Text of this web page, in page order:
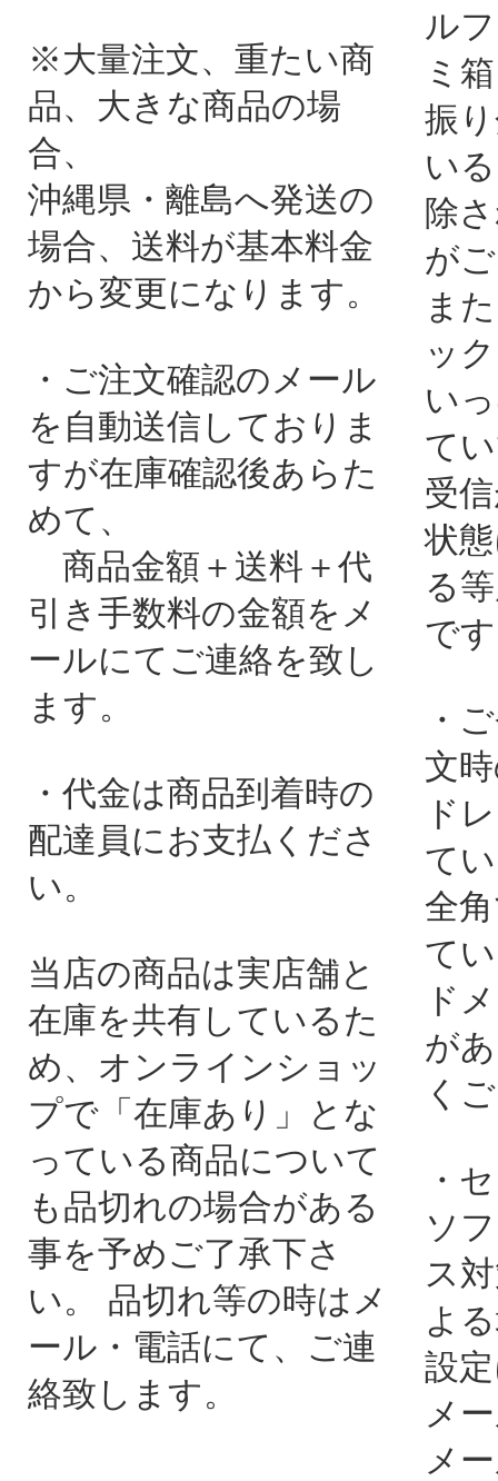
※大量注文、重たい商
品、大きな商品の場
合、
沖縄県・離島へ発送の
場合、送料が基本料金
から変更になります。
・ご注文確認のメール
を自動送信しておりま
すが在庫確認後あらた
めて、
商品金額＋送料＋代
引き手数料の金額をメ
ールにてご連絡を致し
ます。
・代金は商品到着時の
配達員にお支払くださ
い。
当店の商品は実店舗と
在庫を共有しているた
め、オンラインショッ
プで「在庫あり」とな
っている商品について
も品切れの場合がある
事を予めご了承下さ
い。 品切れ等の時はメ
ール・電話にて、ご連
絡致します。
ル
ミ
振
い
除
が
ま
ッ
い
て
受
状
る
で
・
文
ド
て
全
て
ド
が
く
・
ソ
ス
よ
設
メ
メ